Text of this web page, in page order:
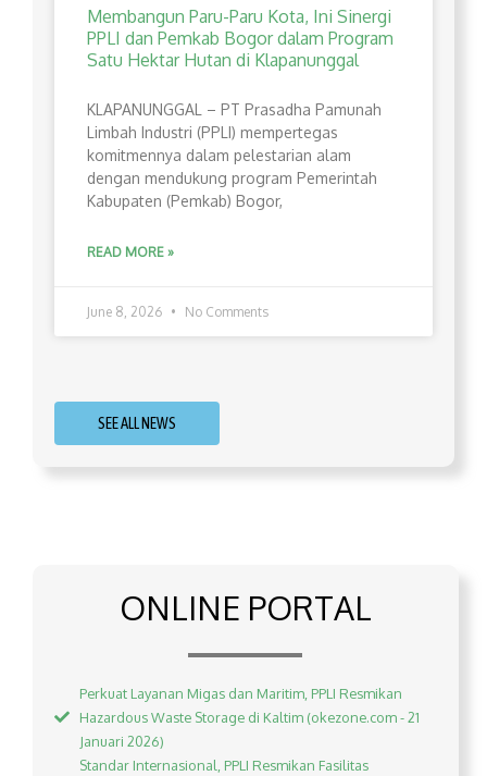
Membangun Paru-Paru Kota, Ini Sinergi
PPLI dan Pemkab Bogor dalam Program
Satu Hektar Hutan di Klapanunggal
​KLAPANUNGGAL – PT Prasadha Pamunah
Limbah Industri (PPLI) mempertegas
komitmennya dalam pelestarian alam
dengan mendukung program Pemerintah
Kabupaten (Pemkab) Bogor,
READ MORE »
June 8, 2026 No Comments
SEE ALL NEWS
ONLINE PORTAL
Perkuat Layanan Migas dan Maritim, PPLI Resmikan
Hazardous Waste Storage di Kaltim (okezone.com - 21
Januari 2026)
Standar Internasional, PPLI Resmikan Fasilitas